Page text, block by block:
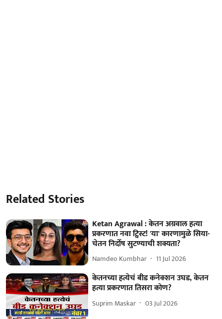
Related Stories
Ketan Agrawal : केतन अग्रवाल हत्या
प्रकरणात नवा ट्विस्ट! 'या' कारणामुळे सिया-
चेतन निर्दोष सुटण्याची शक्यता?
Namdeo Kumbhar 11 Jul 2026
केतनच्या हत्येचं बीड कनेक्शन उघड, केतन
हत्या प्रकरणात तिसरा कोण?
Suprim Maskar 03 Jul 2026